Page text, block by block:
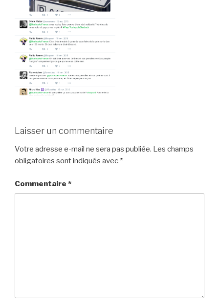
Laisser un commentaire
Votre adresse e-mail ne sera pas publiée. Les champs
obligatoires sont indiqués avec *
Commentaire *